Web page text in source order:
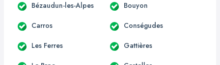
Bézaudun-les-Alpes Bouyon
Carros Conségudes
Les Ferres Gattières